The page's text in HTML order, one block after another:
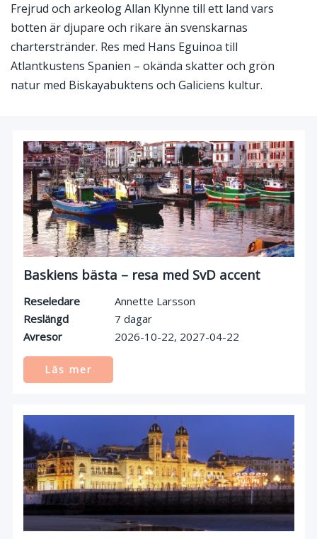
Frejrud och arkeolog Allan Klynne till ett land vars
botten är djupare och rikare än svenskarnas
charterstränder. Res med Hans Eguinoa till
Atlantkustens Spanien – okända skatter och grön
natur med Biskayabuktens och Galiciens kultur.
Baskiens bästa – resa med SvD accent
Reseledare
Annette Larsson
Reslängd
7 dagar
Avresor
2026-10-22 2027-04-22
Läs mer